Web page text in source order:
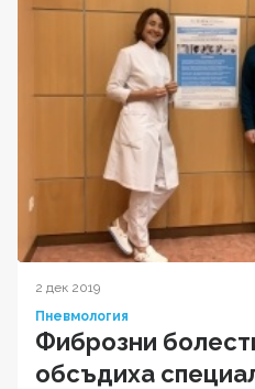
2 дек 2019
Пневмология
Фиброзни
обсъдиха